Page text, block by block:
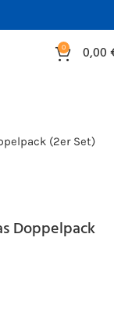
0 0,00
Doppelpack